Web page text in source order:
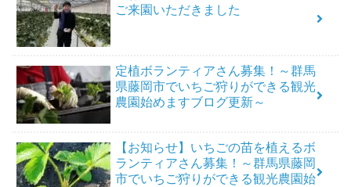
ご来園いただきました
定植ボランティアさん募集！～群馬
県藤岡市でいちご狩りができる観光
農園始めますブログ更新～
【お知らせ】いちごの苗を植えるボ
ランティアさん募集！～群馬県藤岡
市でいちご狩りができる観光農園始